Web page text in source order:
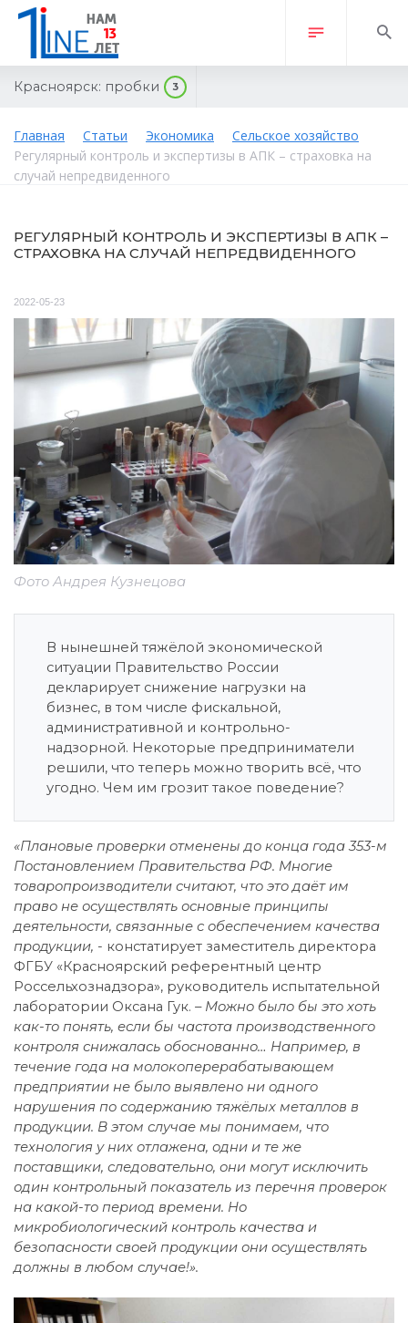
Красноярск: пробки 3
Главная Статьи Экономика
Сельское хозяйство
Регулярный контроль и экспертизы в АПК – страховка на
случай непредвиденного
РЕГУЛЯРНЫЙ КОНТРОЛЬ И ЭКСПЕРТИЗЫ В АПК –
СТРАХОВКА НА СЛУЧАЙ НЕПРЕДВИДЕННОГО
2022-05-23
Фото Андрея Кузнецова
В нынешней тяжёлой экономической
ситуации Правительство России
декларирует снижение нагрузки на
бизнес, в том числе фискальной,
административной и контрольно-
надзорной. Некоторые предприниматели
решили, что теперь можно творить всё, что
угодно. Чем им грозит такое поведение?
«Плановые проверки отменены до конца года 353-м
Постановлением Правительства РФ. Многие
товаропроизводители считают, что это даёт им
право не осуществлять основные принципы
деятельности, связанные с обеспечением качества
продукции, - констатирует заместитель директора
ФГБУ «Красноярский референтный центр
Россельхознадзора», руководитель испытательной
лаборатории Оксана Гук. – Можно было бы это хоть
как-то понять, если бы частота производственного
контроля снижалась обоснованно… Например, в
течение года на молокоперерабатывающем
предприятии не было выявлено ни одного
нарушения по содержанию тяжёлых металлов в
продукции. В этом случае мы понимаем, что
технология у них отлажена, одни и те же
поставщики, следовательно, они могут исключить
один контрольный показатель из перечня проверок
на какой-то период времени. Но
микробиологический контроль качества и
безопасности своей продукции они осуществлять
должны в любом случае!».